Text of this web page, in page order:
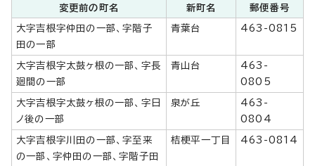
変更前の町名 新町名 郵便番号
大字吉根字仲田の一部、字階子
田の一部
青葉台 463-0815
大字吉根字太鼓ヶ根の一部、字長
廻間の一部
青山台
463-
0805
大字吉根字太鼓ヶ根の一部、字日
ノ後の一部
泉が丘
463-
0804
大字吉根字川田の一部、字至来
の一部、字仲田の一部、字階子田
桔梗平一丁目 463-0814